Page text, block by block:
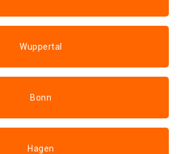
Wuppertal
Bonn
Hagen